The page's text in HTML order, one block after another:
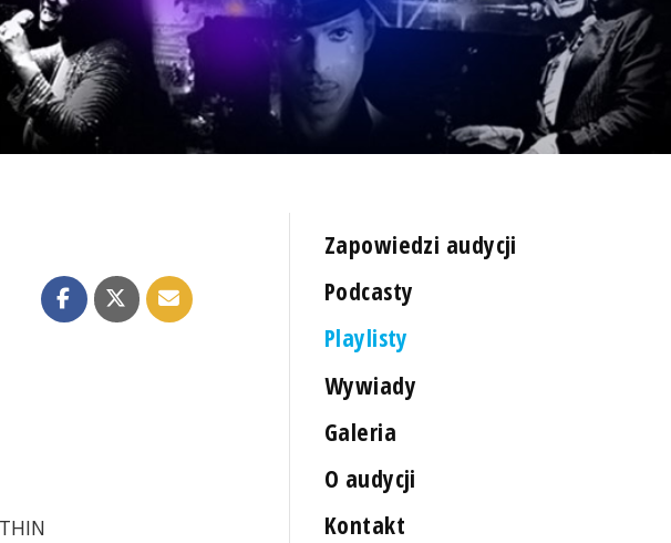
Zapowiedzi audycji
Podcasty
Playlisty
Wywiady
Galeria
O audycji
Kontakt